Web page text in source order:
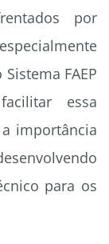
por
FAEP
essa
importância
para os